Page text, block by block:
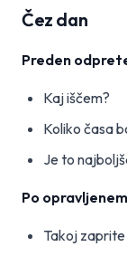
Čez dan
Preden
Kaj iščem?
Koliko časa
Je to
Po
Takoj